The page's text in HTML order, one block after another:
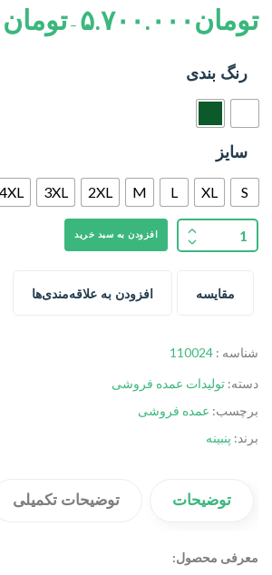
تومان۵.۷۰۰.۰۰۰ – تومان
رنگ بندی
سایز
S
XL
L
M
2XL
3XL
4XL
افزودن به سبد خرید
مقایسه افزودن به علاقه‌مندی‌ها
شناسه : 110024
دسته: تولیدات عمده فروشی
برچسب: عمده فروشی
برند: پنبینه
توضیحات توضیحات تکمیلی
معرفی محصول: